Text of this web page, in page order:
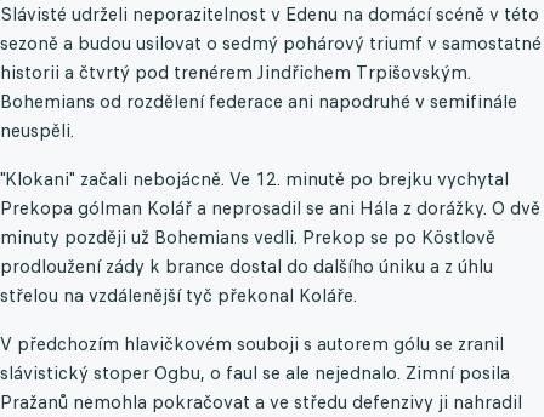
Slávisté udrželi neporazitelnost v Edenu na domácí scéně v této
sezoně a budou usilovat o sedmý pohárový triumf v samostatné
historii a čtvrtý pod trenérem Jindřichem Trpišovským.
Bohemians od rozdělení federace ani napodruhé v semifinále
neuspěli.
"Klokani" začali nebojácně. Ve 12. minutě po brejku vychytal
Prekopa gólman Kolář a neprosadil se ani Hála z dorážky. O dvě
minuty později už Bohemians vedli. Prekop se po Köstlově
prodloužení zády k brance dostal do dalšího úniku a z úhlu
střelou na vzdálenější tyč překonal Koláře.
V předchozím hlavičkovém souboji s autorem gólu se zranil
slávistický stoper Ogbu, o faul se ale nejednalo. Zimní posila
Pražanů nemohla pokračovat a ve středu defenzivy ji nahradil